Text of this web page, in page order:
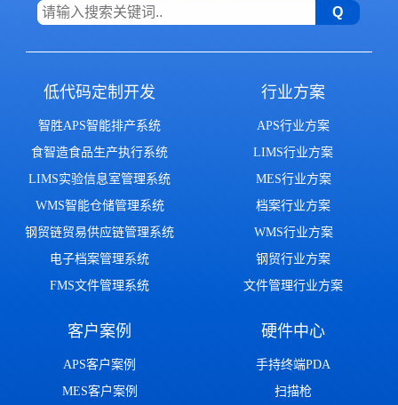
低代码定制开发
智胜APS智能排产系统
食智造食品生产执行系统
LIMS实验信息室管理系统
WMS智能仓储管理系统
钢贸链贸易供应链管理系统
电子档案管理系统
FMS文件管理系统
行业方案
APS行业方案
LIMS行业方案
MES行业方案
档案行业方案
WMS行业方案
钢贸行业方案
文件管理行业方案
客户案例
APS客户案例
MES客户案例
硬件中心
手持终端PDA
扫描枪